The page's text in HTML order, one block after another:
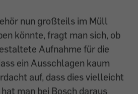
nun großteils im Müll
könnte, fragt man sich, ob
Aufnahme für die
ein Ausschlagen kaum
auf, dass dies vielleicht
man bei Bosch daraus